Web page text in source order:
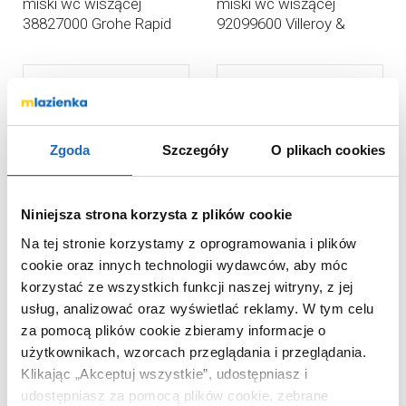
Zgoda Szczegóły O plikach cookies
Niniejsza strona korzysta z plików cookie
Na tej stronie korzystamy z oprogramowania i plików
cookie oraz innych technologii wydawców, aby móc
korzystać ze wszystkich funkcji naszej witryny, z jej
usług, analizować oraz wyświetlać reklamy. W tym celu
za pomocą plików cookie zbieramy informacje o
użytkownikach, wzorcach przeglądania i przeglądania.
Klikając „Akceptuj wszystkie”, udostępniasz i
udostępniasz za pomocą plików cookie, zebrane
38827000 Grohe Rapid
92099600 Villeroy &
870,99 zł
Cena katalogowa: 1 599,00 zł
Stelaż podtynkowy do
miski wc wiszącej
38526000 Grohe Rapid
SL
1 183 20 zł
Cena katalogowa:2 259,76 zł
Stelaż podtynkowy do
miski wc wiszącej
111030002 Geberit
Duofix